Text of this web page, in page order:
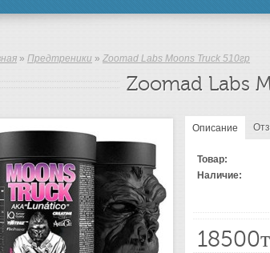
» Предтреники » Zoomad Labs Moons Truck 510гр
Zoomad Labs
Описание
Товар:
Наличие: